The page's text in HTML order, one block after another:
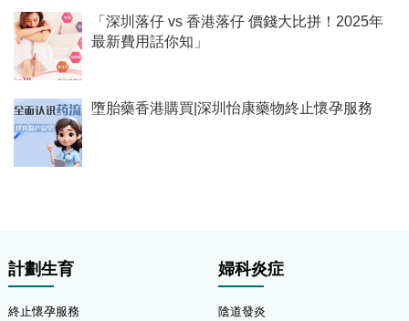
「深圳落仔 vs 香港落仔 價錢大比拼！2025年
最新費用話你知」
墮胎藥香港購買|深圳怡康藥物終止懷孕服務
計劃生育
終止懷孕服務
婦科炎症
陰道發炎